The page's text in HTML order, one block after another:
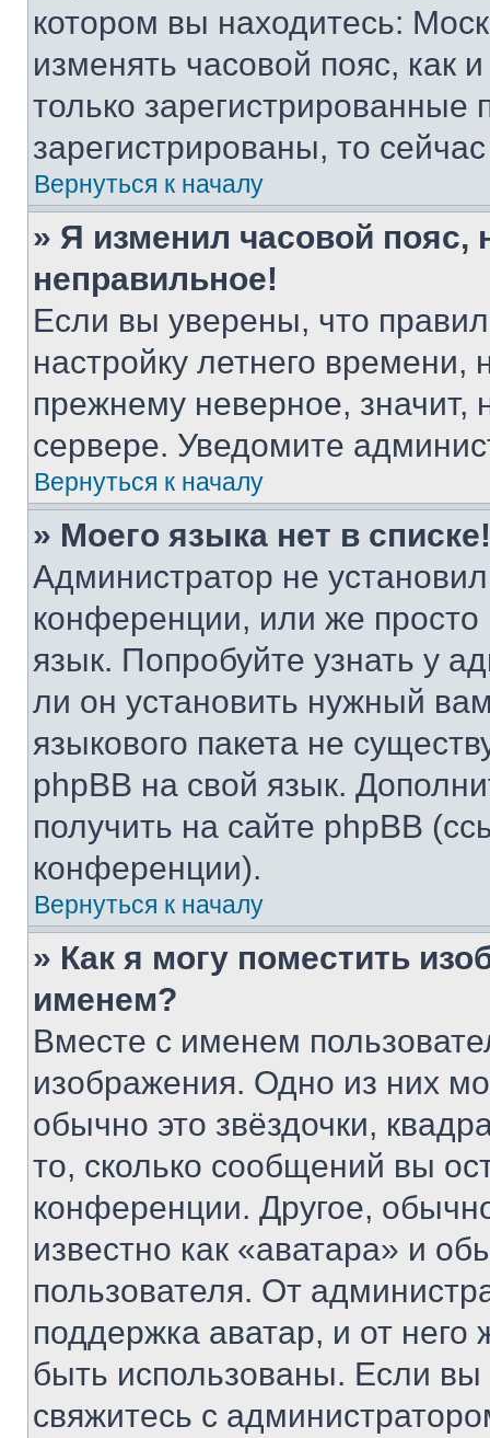
котором вы находитесь:
изменять часовой пояс, как
только
зарегистрированы, то
Вернуться к началу
» Я изменил часовой пояс,
неправильное!
Если вы уверены, что
настройку летнего
прежнему неверное, значит,
сервере. Уведомите
Вернуться к началу
» Моего языка нет в списке!
Администратор не
конференции, или же
язык. Попробуйте узнать у
ли он установить нужный
языкового пакета не
phpBB на свой язык.
получить на сайте phpBB
конференции).
Вернуться к началу
» Как я могу поместить
именем?
Вместе с именем
изображения. Одно из них
обычно это звёздочки,
то, сколько сообщений вы
конференции. Другое,
известно как «аватара» и
пользователя. От
поддержка аватар, и от него
быть использованы. Если
свяжитесь с